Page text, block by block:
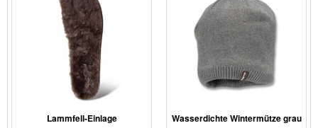
Lammfell-Einlage Wasserdichte Wintermütze grau